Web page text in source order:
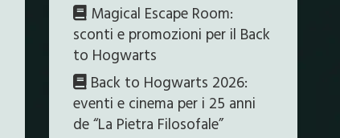
Magical Escape Room:
sconti e promozioni per il Back
to Hogwarts
Back to Hogwarts 2026:
eventi e cinema per i 25 anni
de “La Pietra Filosofale”